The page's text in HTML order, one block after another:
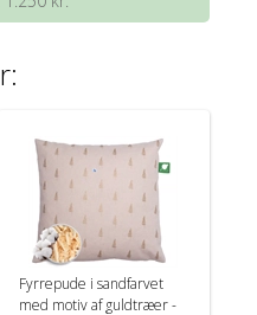
Fyrrepude i sandfarvet
med motiv af guldtræer -